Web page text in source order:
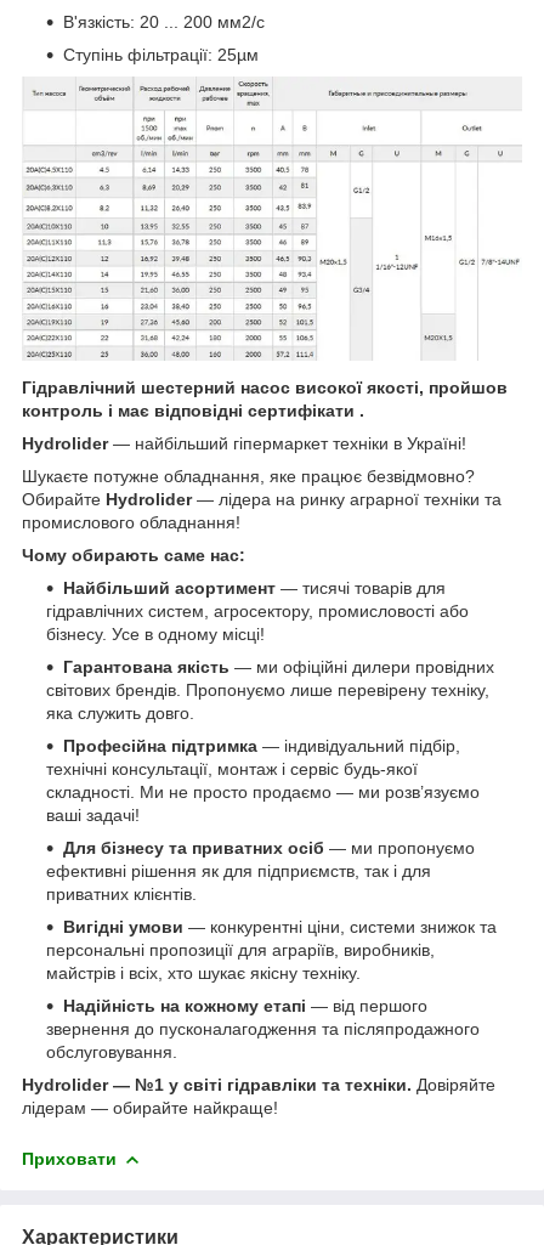
В'язкість: 20 ... 200 мм2/с
Ступінь фільтрації: 25µм
Гідравлічний шестерний насос високої якості, пройшов
контроль і має відповідні сертифікати .
Hydrolider— найбільший гіпермаркет техніки в Україні!
Шукаєте потужне обладнання, яке працює безвідмовно?
Обирайте Hydrolider— лідера на ринку аграрної техніки та
промислового обладнання!
Чому обирають саме нас:
Найбільший асортимент — тисячі товарів для
гідравлічних систем, агросектору, промисловості або
бізнесу. Усе в одному місці!
Гарантована якість — ми офіційні дилери провідних
світових брендів. Пропонуємо лише перевірену техніку,
яка служить довго.
Професійна підтримка — індивідуальний підбір,
технічні консультації, монтаж і сервіс будь-якої
складності. Ми не просто продаємо — ми розв’язуємо
ваші задачі!
Для бізнесу та приватних осіб — ми пропонуємо
ефективні рішення як для підприємств, так і для
приватних клієнтів.
Вигідні умови — конкурентні ціни, системи знижок та
персональні пропозиції для аграріїв, виробників,
майстрів і всіх, хто шукає якісну техніку.
Надійність на кожному етапі — від першого
звернення до пусконалагодження та післяпродажного
обслуговування.
Hydrolider — №1 у світі гідравліки та техніки. Довіряйте
лідерам — обирайте найкраще!
Приховати
Характеристики